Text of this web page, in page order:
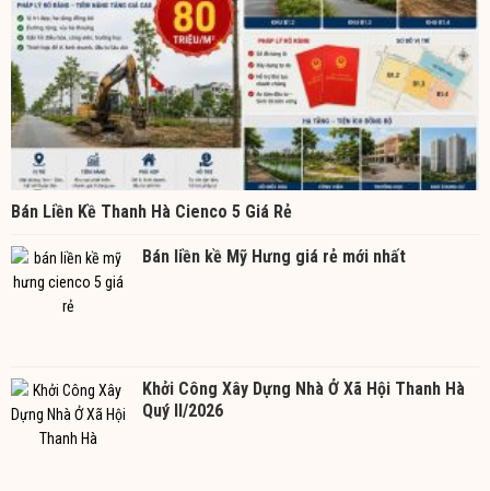
Bán Liền Kề Thanh Hà Cienco 5 Giá Rẻ
Bán liền kề Mỹ Hưng giá rẻ mới nhất
Khởi Công Xây Dựng Nhà Ở Xã Hội Thanh Hà
Quý II/2026